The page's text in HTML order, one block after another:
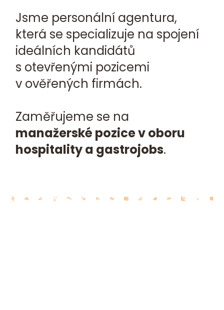
Jsme personální agentura,
která se specializuje na spojení
ideálních kandidátů
s otevřenými pozicemi
v ověřených firmách.
Zaměřujeme se na
manažerské pozice v oboru
hospitality a gastrojobs.